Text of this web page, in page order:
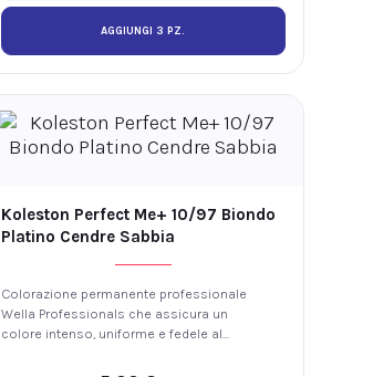
AGGIUNGI 3 PZ.
Koleston Perfect Me+ 10/97 Biondo
Platino Cendre Sabbia
Colorazione permanente professionale
Wella Professionals che assicura un
colore intenso, uniforme e fedele al
copertura dei capelli bianchi. La